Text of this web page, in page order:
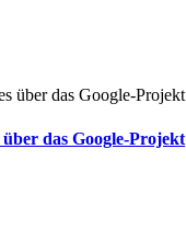
das Google-Projekt